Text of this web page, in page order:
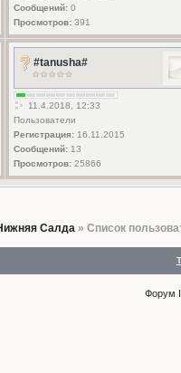
Сообщений:0
Просмотров:391
#tanusha#
11.4.2018, 12:33
Пользователи
Регистрация:16.11.2015
Сообщений:13
Просмотров:25866
Салда» Список
Форум